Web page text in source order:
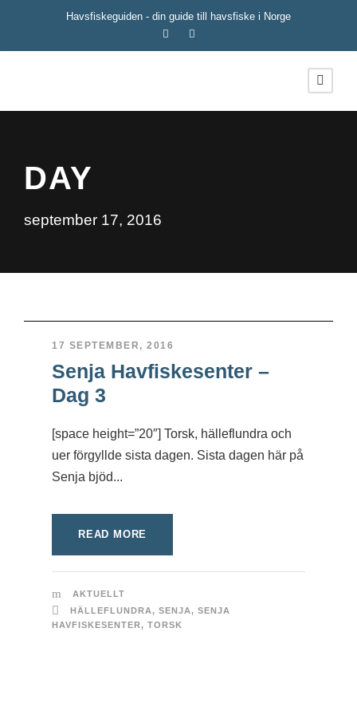
Havsfiskeguiden - din guide till havsfiske i Norge
DAY
september 17, 2016
17 SEPTEMBER, 2016
Senja Havfiskesenter –
Dag 3
[space height=”20″] Torsk, hälleflundra och
uer förgyllde sista dagen. Sista dagen här på
Senja bjöd...
READ MORE
AKTUELLT
HÄLLEFLUNDRA, SENJA, SENJA
HAVFISKESENTER, TORSK